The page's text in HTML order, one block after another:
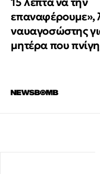
επαναφέρουμε»,
ναυαγοσώστης
μητέρα που